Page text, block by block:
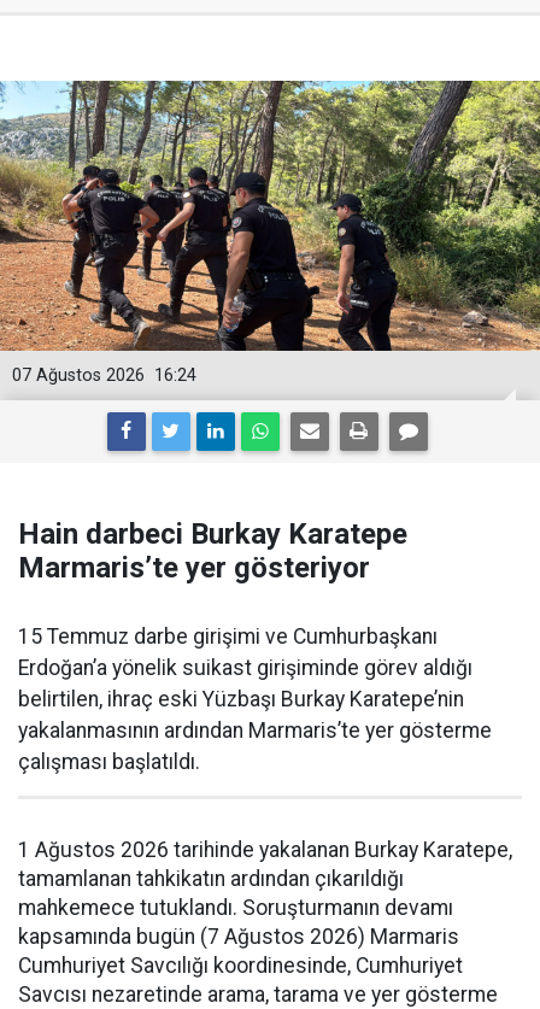
16:24
07 Ağustos 2026
Hain darbeci Burkay Karatepe
Marmaris’te yer gösteriyor
15 Temmuz darbe girişimi ve Cumhurbaşkanı
Erdoğan’a yönelik suikast girişiminde görev aldığı
belirtilen, ihraç eski Yüzbaşı Burkay Karatepe’nin
yakalanmasının ardından Marmaris’te yer gösterme
çalışması başlatıldı.
1 Ağustos 2026 tarihinde yakalanan Burkay Karatepe,
tamamlanan tahkikatın ardından çıkarıldığı
mahkemece tutuklandı. Soruşturmanın devamı
kapsamında bugün (7 Ağustos 2026) Marmaris
Cumhuriyet Savcılığı koordinesinde, Cumhuriyet
Savcısı nezaretinde arama, tarama ve yer gösterme